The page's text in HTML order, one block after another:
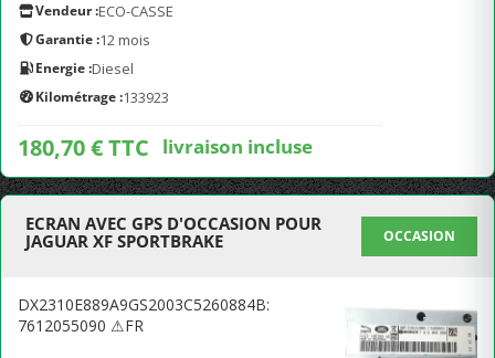
Vendeur :ECO-CASSE
Garantie :12 mois
Energie :Diesel
Kilométrage :133923
180,70 € TTC livraison incluse
ECRAN AVEC GPS D'OCCASION POUR
JAGUAR XF SPORTBRAKE
OCCASION
DX2310E889A9GS2003C5260884B:
7612055090 ⚠FR